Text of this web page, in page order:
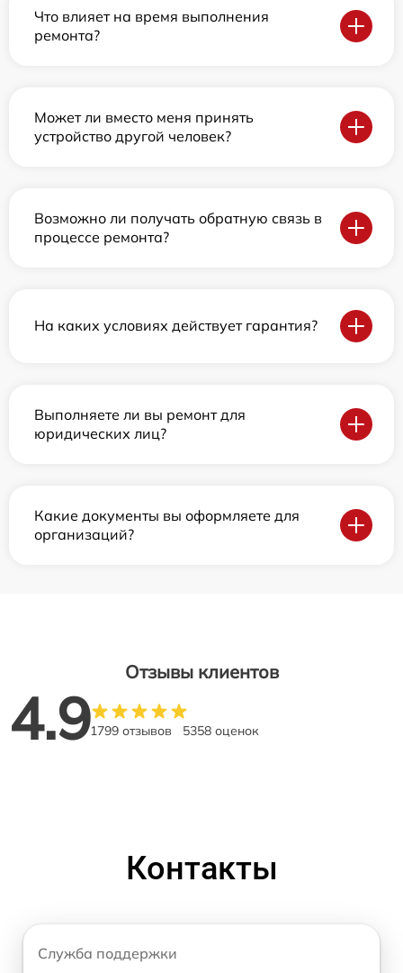
Что влияет на время выполнения
ремонта?
Может ли вместо меня принять
устройство другой человек?
Возможно ли получать обратную связь в
процессе ремонта?
На каких условиях действует гарантия?
Выполняете ли вы ремонт для
юридических лиц?
Какие документы вы оформляете для
организаций?
Отзывы клиентов
4.91799 отзывов 5358 оценок
Контакты
Служба поддержки